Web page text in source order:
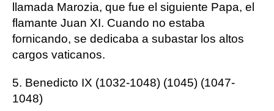
llamada Marozia, que fue el siguiente Papa, el
flamante Juan XI. Cuando no estaba
fornicando, se dedicaba a subastar los altos
cargos vaticanos.
5. Benedicto IX (1032-1048) (1045) (1047-
1048)